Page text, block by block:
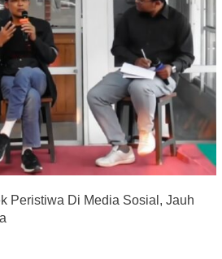
Peristiwa Di Media Sosial, Jauh